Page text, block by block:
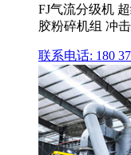
FJ气流分级机
胶粉碎机组 冲
联系电话: 180